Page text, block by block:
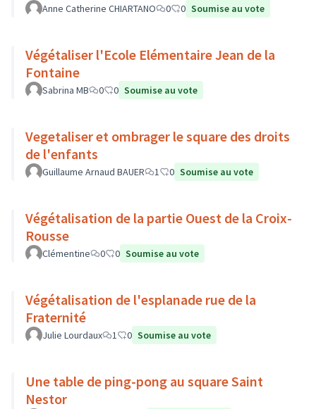
Anne Catherine CHIARTANO 0 0 Soumise au vote
Végétaliser l'Ecole Elémentaire Jean de la
Fontaine
Sabrina MB 0 0 Soumise au vote
Vegetaliser et ombrager le square des droits
de l'enfants
Guillaume Arnaud BAUER 1 0 Soumise au vote
Végétalisation de la partie Ouest de la Croix-
Rousse
Clémentine 0 0 Soumise au vote
Végétalisation de l'esplanade rue de la
Fraternité
Julie Lourdaux 1 0 Soumise au vote
Une table de ping-pong au square Saint
Nestor